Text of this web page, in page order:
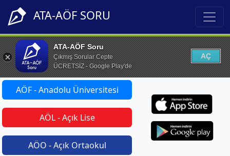
ATA-AÖF SORU
ATA-AÖF Soru
Çıkmış Sorular Cepte
ÜCRETSİZ - Google Play'de
AÇ
AÖF - Anadolu Üniversitesi
AÖL - Açık Lise
AÖO - Açık Ortaokul